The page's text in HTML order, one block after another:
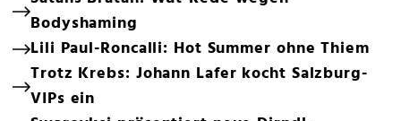
Bodyshaming
Lili Paul-Roncalli: Hot Summer ohne Thiem
Trotz Krebs: Johann Lafer kocht Salzburg-
VIPs ein